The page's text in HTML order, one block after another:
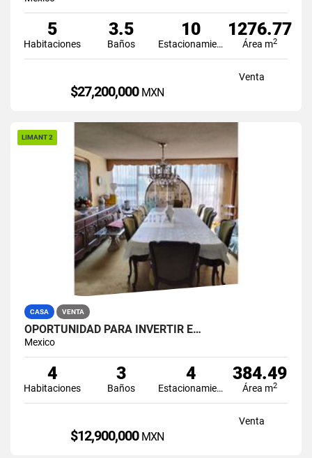
5
Habitaciones
3.5
Baños
10
Estacionamiento
1276.77
Área m2
Venta
$27,200,000 MXN
LIMANT 2
CASA VENTA
OPORTUNIDAD PARA INVERTIR E…
Mexico
4
Habitaciones
3
Baños
4
Estacionamiento
384.49
Área m2
Venta
$12,900,000 MXN